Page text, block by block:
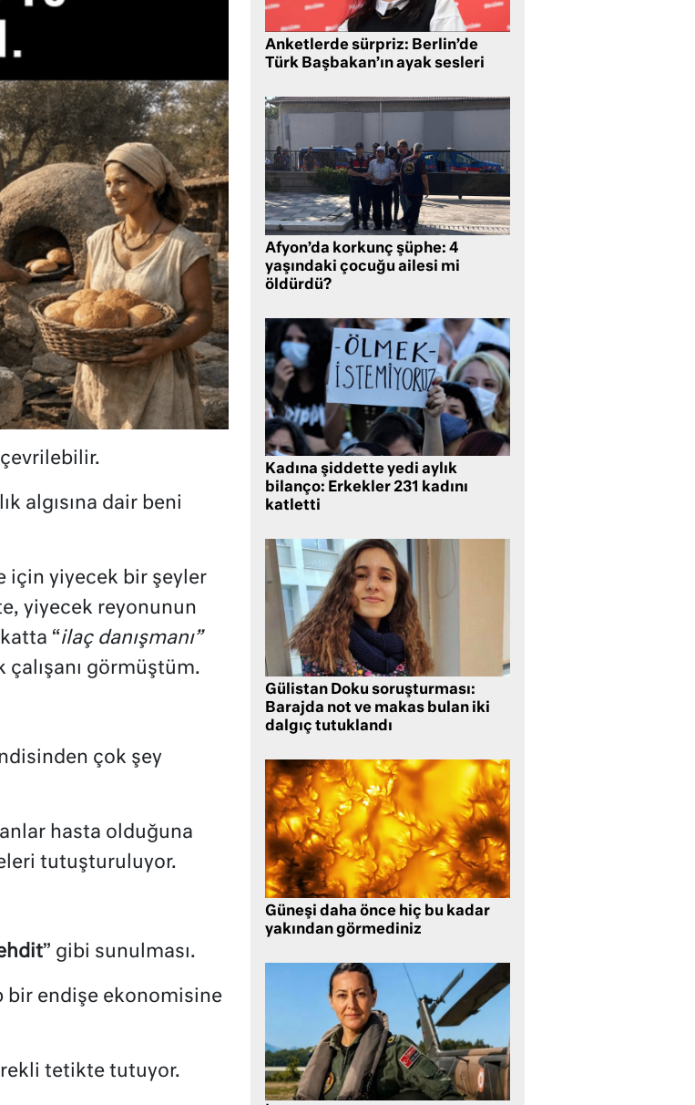
algısına dair beni
için yiyecek bir şeyler
yiyecek reyonunun
“ilaç danışmanı”
çalışanı görmüştüm.
çok şey
hasta olduğuna
tutuşturuluyor.
” gibi sunulması.
bir endişe ekonomisine
tetikte tutuyor.
Anketlerde sürpriz: Berlin’de
Türk Başbakan’ın ayak sesleri
Afyon’da korkunç şüphe: 4
yaşındaki çocuğu ailesi mi
öldürdü?
Kadına şiddette yedi aylık
bilanço: Erkekler 231 kadını
katletti
Gülistan Doku soruşturması:
Barajda not ve makas bulan iki
dalgıç tutuklandı
Güneşi daha önce hiç bu kadar
yakından görmediniz